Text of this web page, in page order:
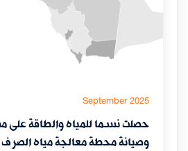
September 2025
حصلت نسما للمياه والطاقة
وصيانة محطة معالجة مياه